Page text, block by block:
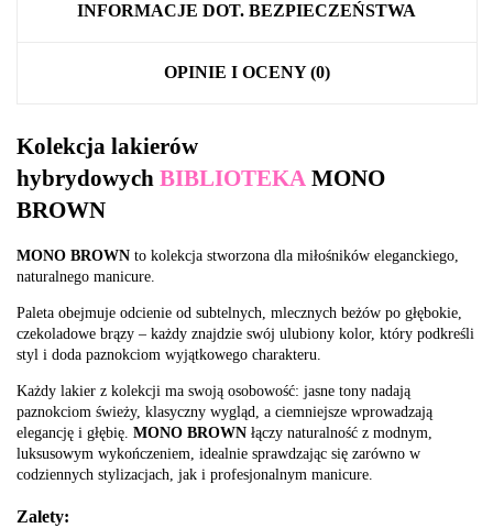
INFORMACJE DOT. BEZPIECZEŃSTWA
OPINIE I OCENY (0)
Kolekcja lakierów
hybrydowych BIBLIOTEKA MONO
BROWN
MONO BROWN to kolekcja stworzona dla miłośników eleganckiego,
naturalnego manicure.
Paleta obejmuje odcienie od subtelnych, mlecznych beżów po głębokie,
czekoladowe brązy – każdy znajdzie swój ulubiony kolor, który podkreśli
styl i doda paznokciom wyjątkowego charakteru.
Każdy lakier z kolekcji ma swoją osobowość: jasne tony nadają
paznokciom świeży, klasyczny wygląd, a ciemniejsze wprowadzają
elegancję i głębię. MONO BROWN łączy naturalność z modnym,
luksusowym wykończeniem, idealnie sprawdzając się zarówno w
codziennych stylizacjach, jak i profesjonalnym manicure.
Zalety: